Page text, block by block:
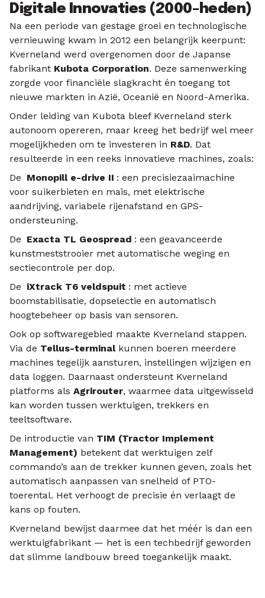
Digitale Innovaties (2000–heden)
Na een periode van gestage groei en technologische
vernieuwing kwam in 2012 een belangrijk keerpunt:
Kverneland werd overgenomen door de Japanse
fabrikant Kubota Corporation. Deze samenwerking
zorgde voor financiële slagkracht én toegang tot
nieuwe markten in Azië, Oceanië en Noord-Amerika.
Onder leiding van Kubota bleef Kverneland sterk
autonoom opereren, maar kreeg het bedrijf wel meer
mogelijkheden om te investeren in R&D. Dat
resulteerde in een reeks innovatieve machines, zoals:
De Monopill e-drive II : een precisiezaaimachine
voor suikerbieten en maïs, met elektrische
aandrijving, variabele rijenafstand en GPS-
ondersteuning.
De Exacta TL Geospread : een geavanceerde
kunstmeststrooier met automatische weging en
sectiecontrole per dop.
De iXtrack T6 veldspuit : met actieve
boomstabilisatie, dopselectie en automatisch
hoogtebeheer op basis van sensoren.
Ook op softwaregebied maakte Kverneland stappen.
Via de Tellus-terminalkunnen boeren meerdere
machines tegelijk aansturen, instellingen wijzigen en
data loggen. Daarnaast ondersteunt Kverneland
platforms als Agrirouter, waarmee data uitgewisseld
kan worden tussen werktuigen, trekkers en
teeltsoftware.
De introductie van TIM (Tractor Implement
Management) betekent dat werktuigen zelf
commando’s aan de trekker kunnen geven, zoals het
automatisch aanpassen van snelheid of PTO-
toerental. Het verhoogt de precisie én verlaagt de
kans op fouten.
Kverneland bewijst daarmee dat het méér is dan een
werktuigfabrikant — het is een techbedrijf geworden
dat slimme landbouw breed toegankelijk maakt.